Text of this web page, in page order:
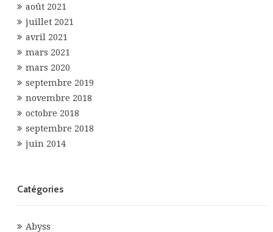
août 2021
juillet 2021
avril 2021
mars 2021
mars 2020
septembre 2019
novembre 2018
octobre 2018
septembre 2018
juin 2014
Catégories
Abyss